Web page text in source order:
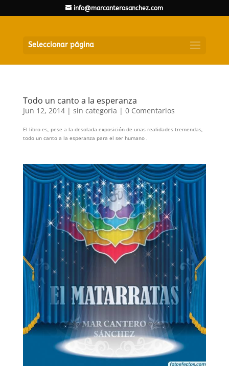
info@marcanterosanchez.com
Seleccionar página
Todo un canto a la esperanza
Jun 12, 2014| sin categoria | 0 Comentarios
El libro es, pese a la desolada exposición de unas realidades tremendas,
todo un canto a la esperanza para el ser humano .